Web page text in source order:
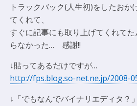
トラックバック(人生初)をしたおか
てくれて、
すぐに記事にも取り上げてくれて
らなかった… 感謝!!
↓貼ってあるだけですが…
http://fps.blog.so-net.ne.jp/2008-
↓「でもなんでバイナリエディタ？